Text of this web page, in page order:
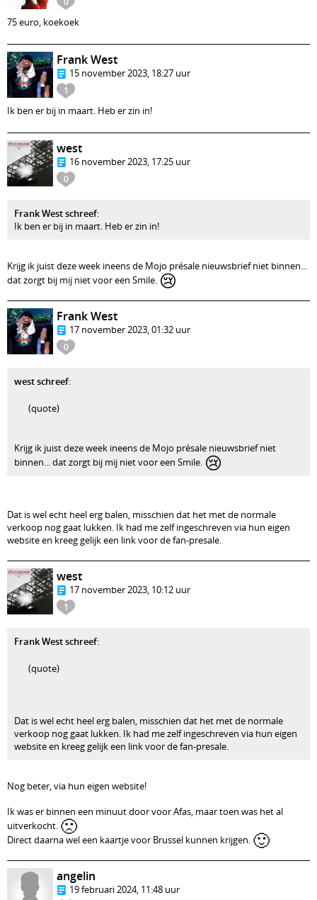
75 euro, koekoek
1
Frank West
15 november 2023, 18:27 uur
Ik ben er bij in maart. Heb er zin in!
0
west
16 november 2023, 17:25 uur
Frank West schreef:
Ik ben er bij in maart. Heb er zin in!
Krijg ik juist deze week ineens de Mojo présale nieuwsbrief niet binnen...
dat zorgt bij mij niet voor een Smile. 😢
0
Frank West
17 november 2023, 01:32 uur
west schreef:
(quote)
Krijg ik juist deze week ineens de Mojo présale nieuwsbrief niet
binnen... dat zorgt bij mij niet voor een Smile. 😢
Dat is wel echt heel erg balen, misschien dat het met de normale
verkoop nog gaat lukken. Ik had me zelf ingeschreven via hun eigen
website en kreeg gelijk een link voor de fan-presale.
1
west
17 november 2023, 10:12 uur
Frank West schreef:
(quote)
Dat is wel echt heel erg balen, misschien dat het met de normale
verkoop nog gaat lukken. Ik had me zelf ingeschreven via hun eigen
website en kreeg gelijk een link voor de fan-presale.
Nog beter, via hun eigen website!
Ik was er binnen een minuut door voor Afas, maar toen was het al
uitverkocht. 🙁
Direct daarna wel een kaartje voor Brussel kunnen krijgen. 🙂
angelin
19 februari 2024, 11:48 uur